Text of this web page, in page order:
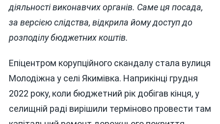
діяльності виконавчих органів. Саме ця посада,
за версією слідства, відкрила йому доступ до
розподілу бюджетних коштів.
Епіцентром корупційного скандалу стала вулиця
Молодіжна у селі Якимівка. Наприкінці грудня
2022 року, коли бюджетний рік добігав кінця, у
селищній раді вирішили терміново провести там